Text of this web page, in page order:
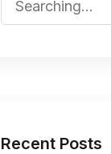
Recent Posts